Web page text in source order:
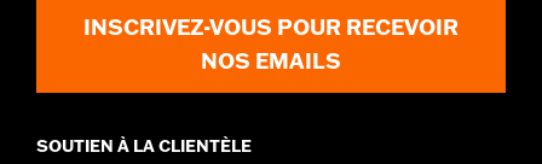
INSCRIVEZ-VOUS POUR RECEVOIR
NOS EMAILS
SOUTIEN À LA CLIENTÈLE